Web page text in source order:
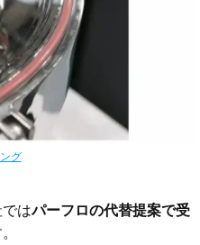
グ
はパーフロの代替提案で受